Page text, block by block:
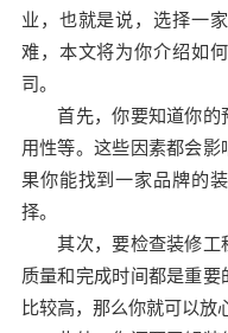
业，也就是说，选择一
难，本文将为你介绍如
司。
首先，你要知道你的
用性等。这些因素都会
果你能找到一家品牌的
择。
其次，要检查装修工
质量和完成时间都是重
比较高，那么你就可以放